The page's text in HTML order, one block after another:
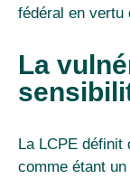
fédéral en vertu
La
La LCPE définit
comme étant